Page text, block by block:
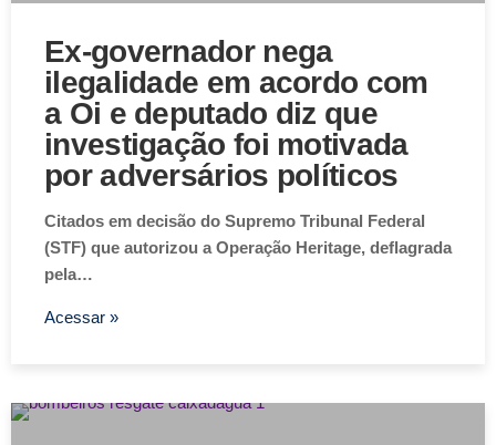
Ex-governador nega
ilegalidade em acordo com
a Oi e deputado diz que
investigação foi motivada
por adversários políticos
Citados em decisão do Supremo Tribunal Federal
(STF) que autorizou a Operação Heritage, deflagrada
pela…
Acessar »